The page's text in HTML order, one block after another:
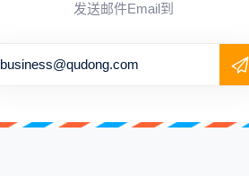
发送邮件Email到
business@qudong.com